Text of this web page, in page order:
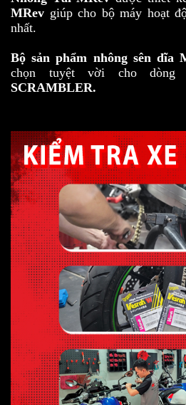
MRev giúp cho bộ máy hoạt
nhất.
Bộ sản phẩm nhông sên dĩa
chọn tuyệt vời cho dòng
SCRAMBLER.